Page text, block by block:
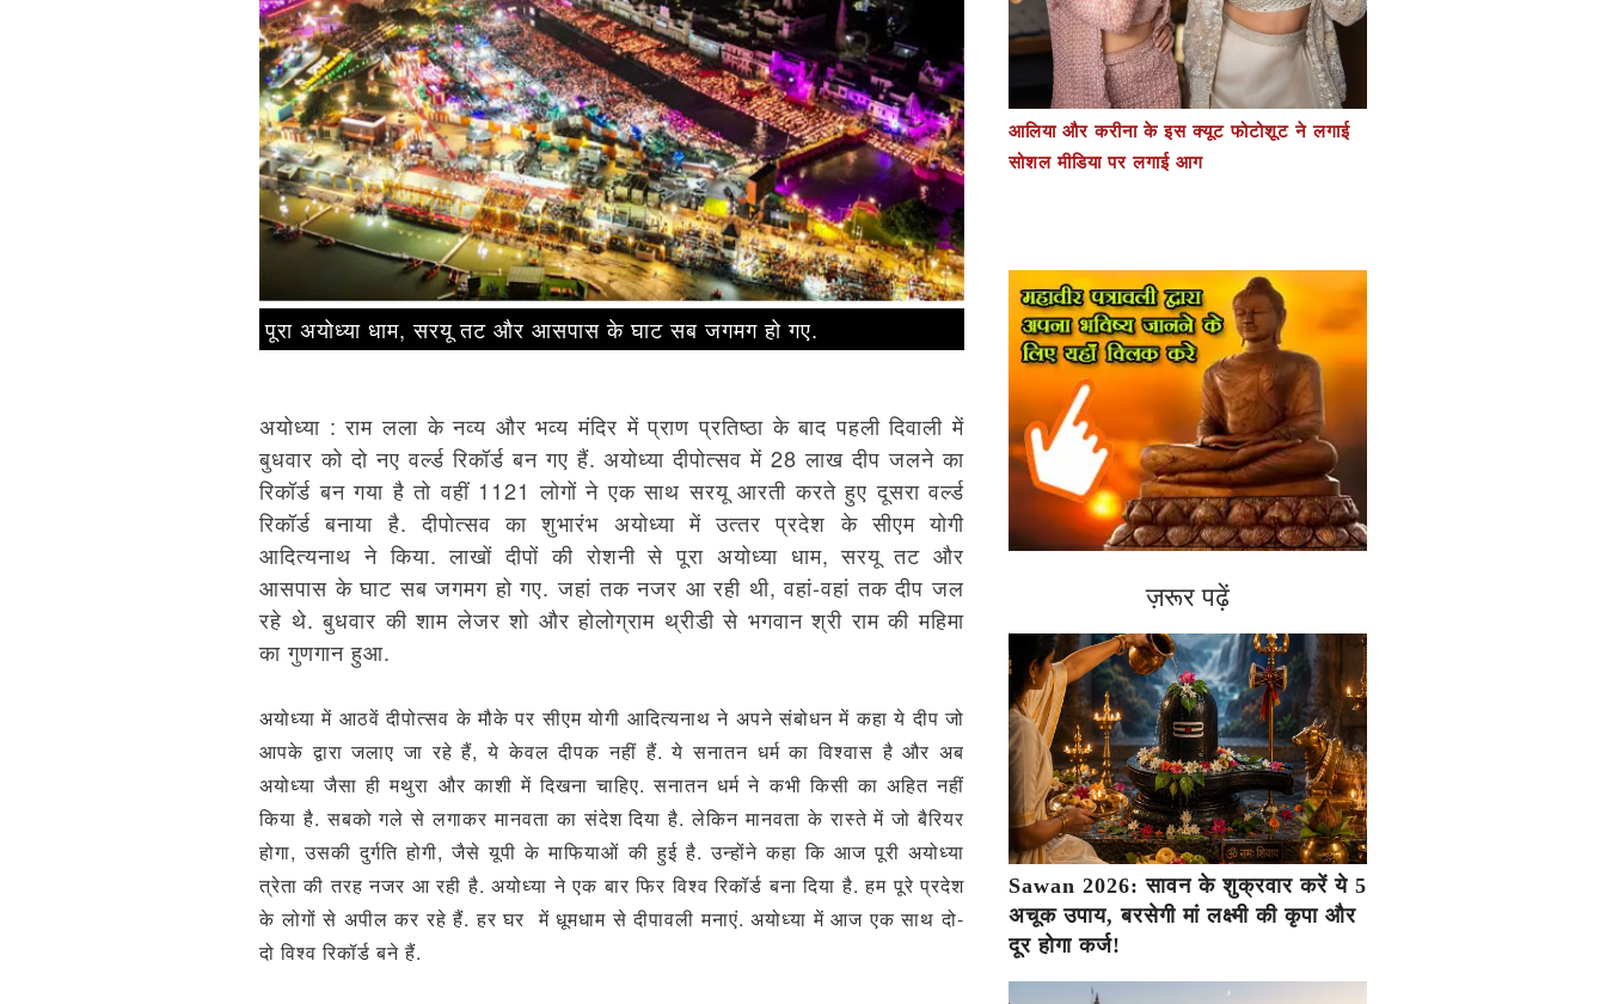
पूरा अयोध्‍या धाम, सरयू तट और आसपास के घाट सब जगमग हो गए.
अयोध्या : राम लला के नव्‍य और भव्‍य मंदिर में प्राण प्रतिष्‍ठा के बाद पहली दिवाली में
बुधवार को दो नए वर्ल्‍ड रिकॉर्ड बन गए हैं. अयोध्‍या दीपोत्‍सव में 28 लाख दीप जलने का
रिकॉर्ड बन गया है तो वहीं 1121 लोगों ने एक साथ सरयू आरती करते हुए दूसरा वर्ल्‍ड
रिकॉर्ड बनाया है. दीपोत्सव का शुभारंभ अयोध्‍या में उत्‍तर प्रदेश के सीएम योगी
आदित्‍यनाथ ने किया. लाखों दीपों की रोशनी से पूरा अयोध्‍या धाम, सरयू तट और
आसपास के घाट सब जगमग हो गए. जहां तक नजर आ रही थी, वहां-वहां तक दीप जल
रहे थे. बुधवार की शाम लेजर शो और होलोग्राम थ्रीडी से भगवान श्री राम की महिमा
का गुणगान हुआ.
अयोध्या में आठवें दीपोत्सव के मौके पर सीएम योगी आदित्‍यनाथ ने अपने संबोधन में कहा ये दीप जो
आपके द्वारा जलाए जा रहे हैं, ये केवल दीपक नहीं हैं. ये सनातन धर्म का विश्‍वास है और अब
अयोध्‍या जैसा ही मथुरा और काशी में दिखना चाहिए. सनातन धर्म ने कभी किसी का अहित नहीं
किया है. सबको गले से लगाकर मानवता का संदेश दिया है. लेकिन मानवता के रास्‍ते में जो बैरियर
होगा, उसकी दुर्गति होगी, जैसे यूपी के माफियाओं की हुई है. उन्‍होंने कहा कि आज पूरी अयोध्या
त्रेता की तरह नजर आ रही है. अयोध्या ने एक बार फिर विश्व रिकॉर्ड बना दिया है. हम पूरे प्रदेश
के लोगों से अपील कर रहे हैं. हर घर में धूमधाम से दीपावली मनाएं. अयोध्या में आज एक साथ दो-
दो विश्व रिकॉर्ड बने हैं.
आलिया और करीना के इस क्यूट फोटोशूट ने लगाई
सोशल मीडिया पर लगाई आग
ज़रूर पढ़ें
Sawan 2026: सावन के शुक्रवार करें ये 5
अचूक उपाय, बरसेगी मां लक्ष्मी की कृपा और
दूर होगा कर्ज!